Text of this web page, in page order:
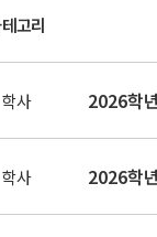
고리
학사 2026학
학사 2026학